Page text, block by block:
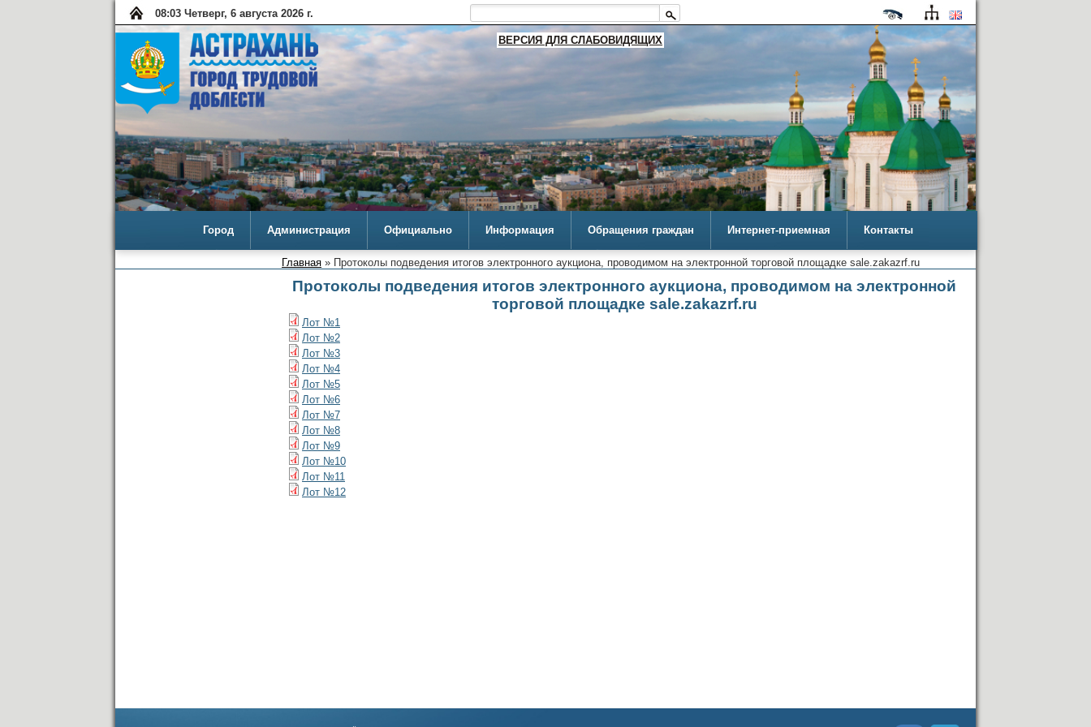
08:03 Четверг, 6 августа 2026 г.
ВЕРСИЯ ДЛЯ СЛАБОВИДЯЩИХ
Город Администрация Официально Информация Обращения граждан Интернет-приемная Контакты
Главная » Протоколы подведения итогов электронного аукциона, проводимом на электронной торговой площадке sale.zakazrf.ru
Протоколы подведения итогов электронного аукциона, проводимом на электронной
торговой площадке sale.zakazrf.ru
Лот №1
Лот №2
Лот №3
Лот №4
Лот №5
Лот №6
Лот №7
Лот №8
Лот №9
Лот №10
Лот №11
Лот №12